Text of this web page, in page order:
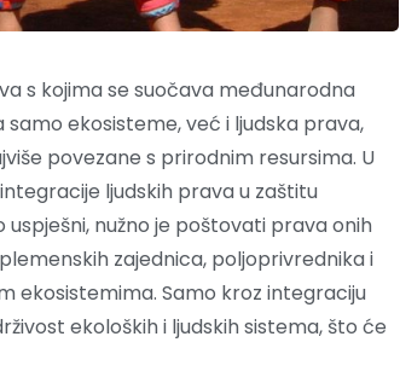
s kojima se suočava međunarodna
ekosisteme, već i ljudska prava,
povezane s prirodnim resursima. U
ljudskih prava u zaštitu
nužno je poštovati prava onih
zajednica, poljoprivrednika i
ekosistemima. Samo kroz integraciju
ekoloških i ljudskih sistema, što će